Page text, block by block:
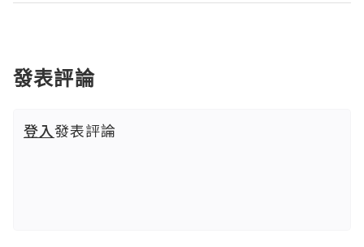
發表評論
登入發表評論